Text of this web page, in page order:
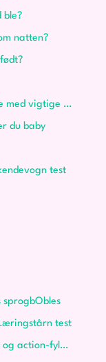
ble?
natten?
Modermælkserstatning (MME) – Guide med vigtige informationer
du baby
test
sprogbObles
test
Pirate Kubb: Det perfekte spil til sjove og action-fyldte stunder til børn og voksne